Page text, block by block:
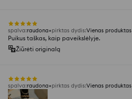
spalva:raudona pirktas dydis:Vienas produktas
Puikus taškas, kaip paveikslėlyje.
Žiūrėti originalą
spalva:raudona pirktas dydis:Vienas produktas